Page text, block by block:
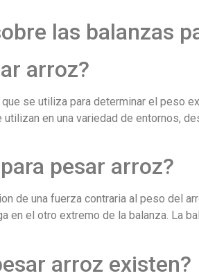
las balanzas
arroz?
se utiliza para determinar el peso
en una variedad de entornos,
pesar arroz?
de una fuerza contraria al peso del
en el otro extremo de la balanza. La
arroz existen?